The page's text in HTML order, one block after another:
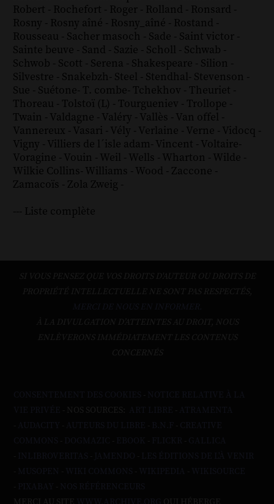
Robert - Rochefort - Roger - Rolland - Ronsard -
Rosny - Rosny aîné - Rosny_aîné - Rostand -
Rousseau - Sacher masoch - Sade - Saint victor -
Sainte beuve - Sand - Sazie - Scholl - Schwab -
Schwob - Scott - Serena - Shakespeare - Silion -
Silvestre - Snakebzh- Steel - Stendhal- Stevenson -
Sue - Suétone- T. combe- Tchekhov - Theuriet -
Thoreau - Tolstoï (L) - Tourgueniev - Trollope -
Twain - Valdagne - Valéry - Vallès - Van offel -
Vannereux - Vasari - Vély - Verlaine - Verne - Vidocq -
Vigny - Villiers de l´isle adam- Vincent - Voltaire-
Voragine - Vouin - Weil - Wells - Wharton - Wilde -
Wilkie Collins- Williams - Wood - Zaccone -
Zamacoïs - Zola Zweig -
--- Liste complète